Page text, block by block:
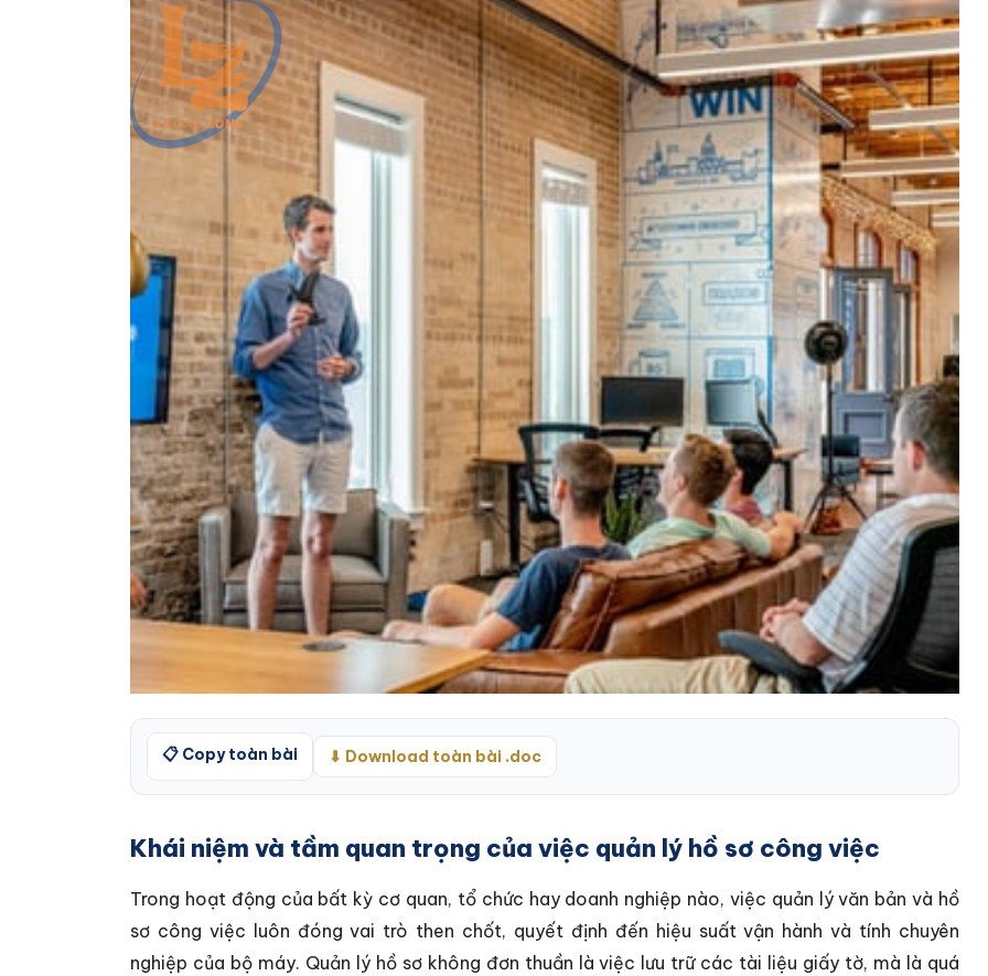
📋 Copy toàn bài ⬇ Download toàn bài .doc
Khái niệm và tầm quan trọng của việc quản lý hồ sơ công việc
Trong hoạt động của bất kỳ cơ quan, tổ chức hay doanh nghiệp nào, việc quản lý văn bản và hồ
sơ công việc luôn đóng vai trò then chốt, quyết định đến hiệu suất vận hành và tính chuyên
nghiệp của bộ máy. Quản lý hồ sơ không đơn thuần là việc lưu trữ các tài liệu giấy tờ, mà là quá